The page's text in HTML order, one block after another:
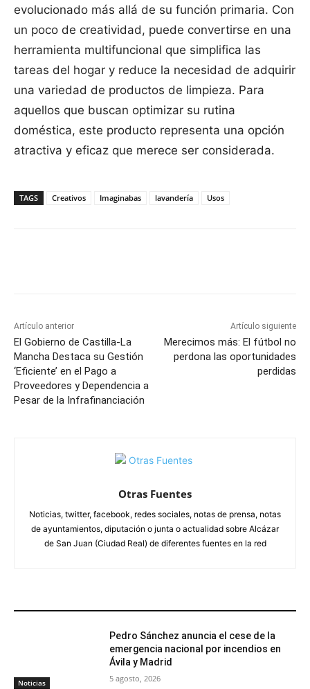
evolucionado más allá de su función primaria. Con
un poco de creatividad, puede convertirse en una
herramienta multifuncional que simplifica las
tareas del hogar y reduce la necesidad de adquirir
una variedad de productos de limpieza. Para
aquellos que buscan optimizar su rutina
doméstica, este producto representa una opción
atractiva y eficaz que merece ser considerada.
TAGS Creativos Imaginabas lavandería Usos
Artículo anterior
El Gobierno de Castilla-La
Mancha Destaca su Gestión
‘Eficiente’ en el Pago a
Proveedores y Dependencia a
Pesar de la Infrafinanciación
Artículo siguiente
Merecimos más: El fútbol no
perdona las oportunidades
perdidas
Otras Fuentes
Noticias, twitter, facebook, redes sociales, notas de prensa, notas
de ayuntamientos, diputación o junta o actualidad sobre Alcázar
de San Juan (Ciudad Real) de diferentes fuentes en la red
Noticias
Pedro Sánchez anuncia el cese de la
emergencia nacional por incendios en
Ávila y Madrid
5 agosto, 2026